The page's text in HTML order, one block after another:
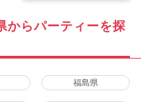
からパーティーを探
福島県